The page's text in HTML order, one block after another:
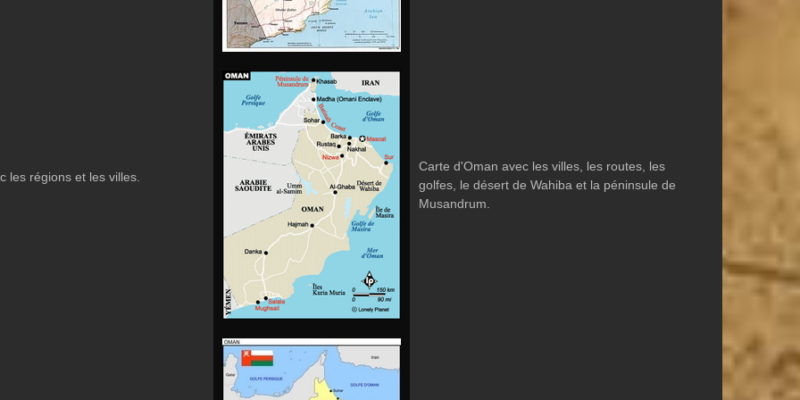
les régions et les villes.
Carte d'Oman avec les villes, les routes, les
golfes, le désert de Wahiba et la péninsule de
Musandrum.